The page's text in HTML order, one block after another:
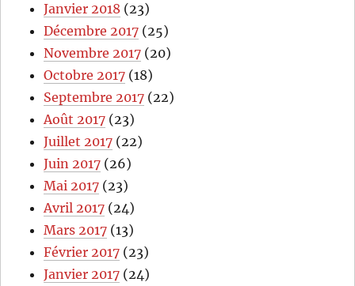
Janvier 2018 (23)
Décembre 2017 (25)
Novembre 2017 (20)
Octobre 2017 (18)
Septembre 2017 (22)
Août 2017 (23)
Juillet 2017 (22)
Juin 2017 (26)
Mai 2017 (23)
Avril 2017 (24)
Mars 2017 (13)
Février 2017 (23)
Janvier 2017 (24)